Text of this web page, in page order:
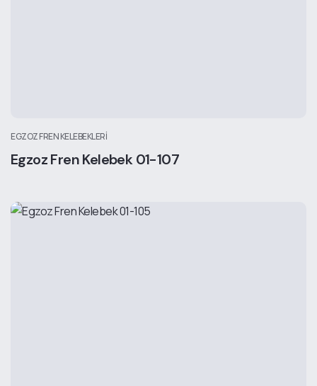
EGZOZ FREN KELEBEKLERI
Egzoz Fren Kelebek 01-107